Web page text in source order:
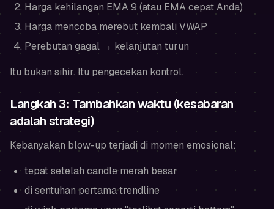
Harga kehilangan EMA 9 (atau EMA cepat Anda)
Harga mencoba merebut kembali VWAP
Perebutan gagal → kelanjutan turun
Itu bukan sihir. Itu pengecekan kontrol.
Langkah 3: Tambahkan waktu (kesabaran
adalah strategi)
Kebanyakan blow-up terjadi di momen emosional:
tepat setelah candle merah besar
di sentuhan pertama trendline